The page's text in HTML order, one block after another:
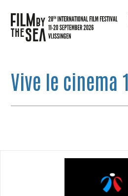
Vive le cinema